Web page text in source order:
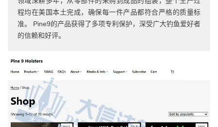
程均在美国本土完成，确保每一件产品都符合严格的质量标
准。 Pine9的产品获得了多项专利保护，深受广大钓鱼爱好者
的信赖和好评。